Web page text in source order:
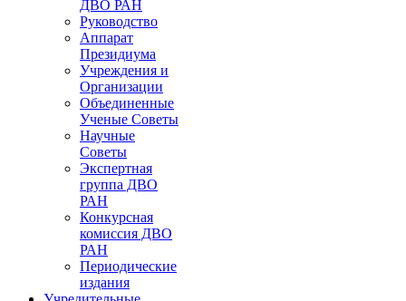
ДВО РАН
Руководство
Аппарат
Президиума
Учреждения и
Организации
Объединенные
Ученые Советы
Научные
Советы
Экспертная
группа ДВО
РАН
Конкурсная
комиссия ДВО
РАН
Периодические
издания